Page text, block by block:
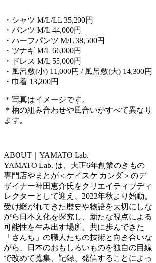
・シャツ M/L/LL 35,200円
・パンツ M/L 44,000円
・ハーフパンツ M/L 38,500円
・ツナギ M/L 66,000円
・ドレス M/L 55,000円
・風呂敷(小) 11,000円 / 風呂敷(大) 14,300円
・巾着 13,200円
＊写真はイメージです。
＊柄の組み合わせや風合いがすべて異なり
ます。
ABOUT｜YAMATO Lab.
YAMATO Lab. は、大正6年創業のきもの
専門店やまとが＜ケイスケ カンダ＞のデ
ザイナー神田恵介氏をクリエイティブディ
レクターとして迎え、2023年秋より始動。
受け継がれてきた歴史や物語を大切にしな
がら日本文化を探究し、新たな視点による
可能性を生み出す場所。共に歩んできた
「さんち」の職人たちの技術と向き合いな
がら、日本のおもしろいものを独自の目線
で改めて蒐集、記録、発信することによっ